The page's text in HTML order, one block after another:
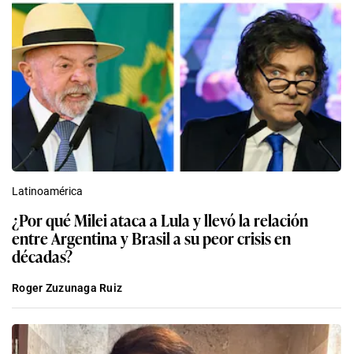
Latinoamérica
¿Por qué Milei ataca a Lula y llevó la relación
entre Argentina y Brasil a su peor crisis en
décadas?
Roger Zuzunaga Ruiz